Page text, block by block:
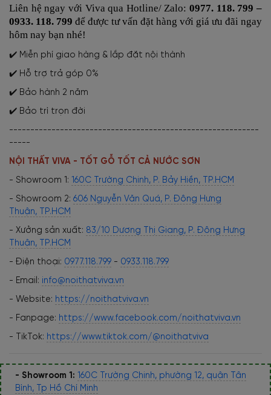
Liên hệ ngay với Viva qua Hotline/ Zalo:0977. 118. 799 –
0933. 118. 799 để được tư vấn đặt hàng với giá ưu đãi ngay
hôm nay bạn nhé!
✔️ Miễn phí giao hàng & lắp đặt nội thành
✔️ Hỗ trợ trả góp 0%
✔️ Bảo hành 2 năm
✔️ Bảo trì trọn đời
-----------------------------------------------------------
-----
NỘI THẤT VIVA - TỐT GỖ TỐT CẢ NƯỚC SƠN
- Showroom 1: 160C Trường Chinh, P. Bảy Hiền, TP.HCM
- Showroom 2: 606 Nguyễn Văn Quá, P. Đông Hưng
Thuận, TP.HCM
- Xưởng sản xuất: 83/10 Dương Thị Giang, P. Đông Hưng
Thuận, TP.HCM
- Điện thoại: 0977.118.799 - 0933.118.799
- Email: info@noithatviva.vn
- Website: https://noithatviva.vn
- Fanpage: https://www.facebook.com/noithatviva.vn
- TikTok: https://www.tiktok.com/@noithatviva
- Showroom 1: 160C Trường Chinh, phường 12, quận Tân
Bình, Tp Hồ Chí Minh